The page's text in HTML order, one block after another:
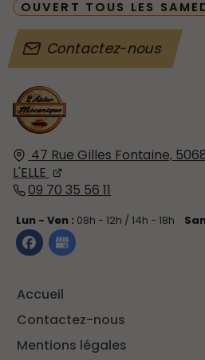
47 Rue Gilles Fontaine,
L'ELLE
09 70 35 56 11
Lun - Ven : 08h - 12h / 14h - 18h
Accueil
Contactez-nous
Mentions légales
OUVERT TOUS LES
Contactez-nous